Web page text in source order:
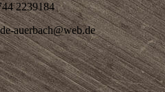
2239184
auerbach@web.de